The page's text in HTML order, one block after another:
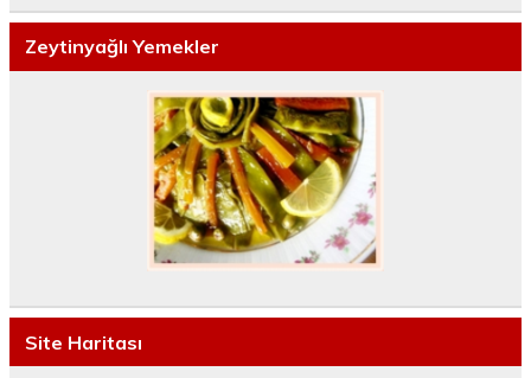
Zeytinyağlı Yemekler
Site Haritası